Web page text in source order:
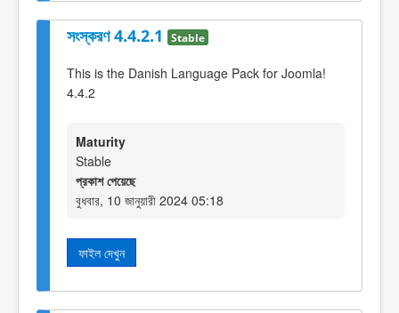
সংস্করণ 4.4.2.1 Stable
This is the Danish Language Pack for Joomla!
4.4.2
Maturity
Stable
প্রকাশ পেয়েছে
বুধবার, 10 জানুয়ারী 2024 05:18
ফাইল দেখুন